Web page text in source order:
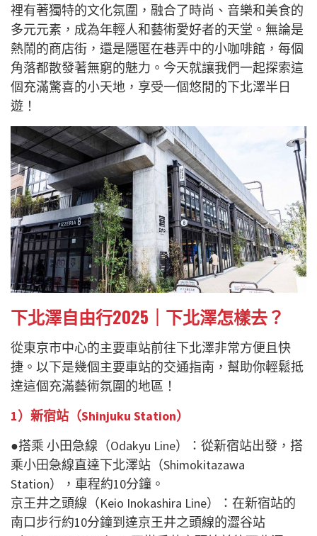
裡有著獨特的文化氛圍，融合了時尚、音樂和美食的
多元元素，成為年輕人和藝術愛好者的天堂。無論是
熱鬧的商店街，還是隱匿在巷弄中的小咖啡館，每個
角落都散發著無窮的魅力。今天就讓我們一起探索這
個充滿驚喜的小天地，享受一個悠閒的下北澤半日
遊！
下北澤自由行2025｜下北澤怎樣去？
從東京市中心的主要車站前往下北澤非常方便且快
捷。以下是幾個主要車站的交通指南，幫助你輕鬆抵
達這個充滿藝術氛圍的地區！
1）新宿站（Shinjuku Station）
●搭乘 小田急線（Odakyu Line）：從新宿站出發，搭
乘小田急線直達下北澤站（Shimokitazawa
Station），車程約10分鐘。
京王井之頭線（Keio Inokashira Line）：在新宿站的
南口步行約10分鐘到達京王井之頭線的澀谷站